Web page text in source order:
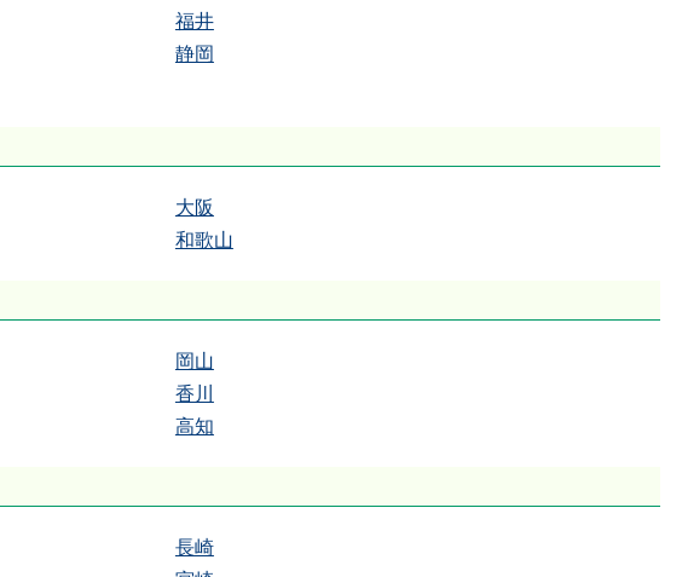
福井
静岡
大阪
和歌山
岡山
香川
高知
長崎